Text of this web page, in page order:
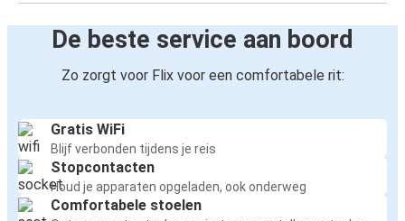
De beste service aan boord
Zo zorgt voor Flix voor een comfortabele rit:
Gratis WiFi
Blijf verbonden tijdens je reis
Stopcontacten
Houd je apparaten opgeladen, ook onderweg
Comfortabele stoelen